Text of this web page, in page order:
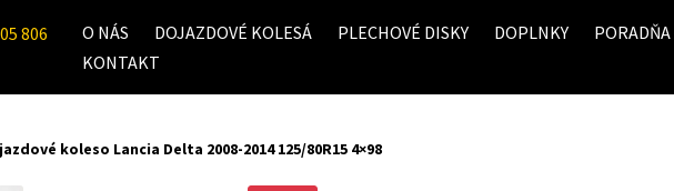
806
O NÁS DOJAZDOVÉ KOLESÁ PLECHOVÉ DISKY DOPLNKY
KONTAKT
koleso Lancia Delta 2008-2014 125/80R15 4×98